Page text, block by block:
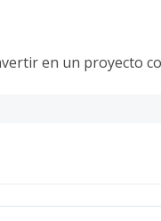
en un proyecto